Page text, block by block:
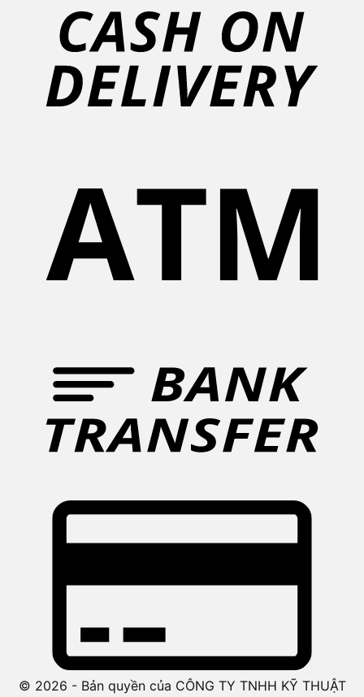
© 2026 - Bản quyền của CÔNG TY TNHH KỸ THUẬT